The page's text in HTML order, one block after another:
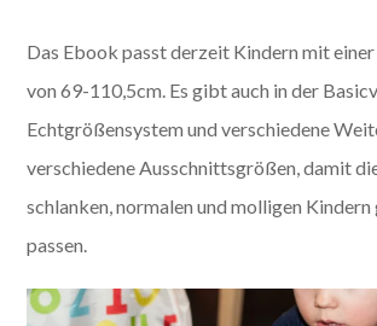
Das Ebook passt derzeit Kindern mit
von 69-110,5cm. Es gibt auch in der
Echtgrößensystem und verschiedene
verschiedene Ausschnittsgrößen, damit
schlanken, normalen und molligen
passen.